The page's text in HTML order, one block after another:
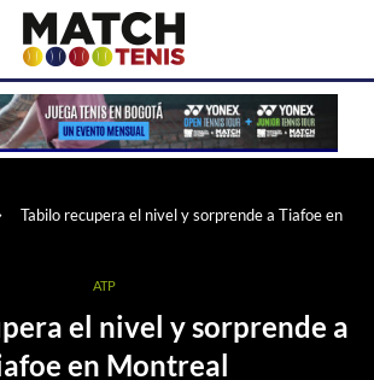
Tabilo recupera el nivel y sorprende a Tiafoe en
ATP
el nivel y sorprende a
en Montreal